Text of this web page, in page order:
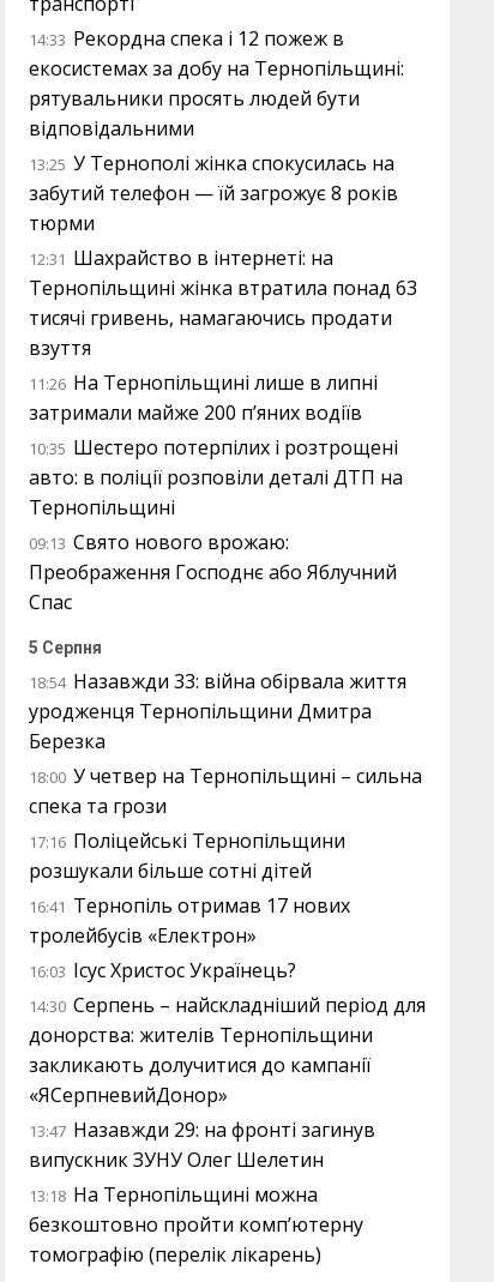
14:33 Рекордна спека і 12 пожеж в
екосистемах за добу на Тернопільщині:
рятувальники просять людей бути
відповідальними
13:25 У Тернополі жінка спокусилась на
забутий телефон — їй загрожує 8 років
тюрми
12:31 Шахрайство в інтернеті: на
Тернопільщині жінка втратила понад 63
тисячі гривень, намагаючись продати
взуття
11:26 На Тернопільщині лише в липні
затримали майже 200 п’яних водіїв
10:35 Шестеро потерпілих і розтрощені
авто: в поліції розповіли деталі ДТП на
Тернопільщині
09:13 Свято нового врожаю:
Преображення Господнє або Яблучний
Спас
5 Серпня
18:54 Назавжди 33: війна обірвала життя
уродженця Тернопільщини Дмитра
Березка
18:00 У четвер на Тернопільщині – сильна
спека та грози
17:16 Поліцейські Тернопільщини
розшукали більше сотні дітей
16:41 Тернопіль отримав 17 нових
тролейбусів «Електрон»
16:03 Ісус Христос Українець?
14:30 Серпень – найскладніший період для
донорства: жителів Тернопільщини
закликають долучитися до кампанії
«ЯСерпневийДонор»
13:47 Назавжди 29: на фронті загинув
випускник ЗУНУ Олег Шелетин
13:18 На Тернопільщині можна
безкоштовно пройти комп’ютерну
томографію (перелік лікарень)